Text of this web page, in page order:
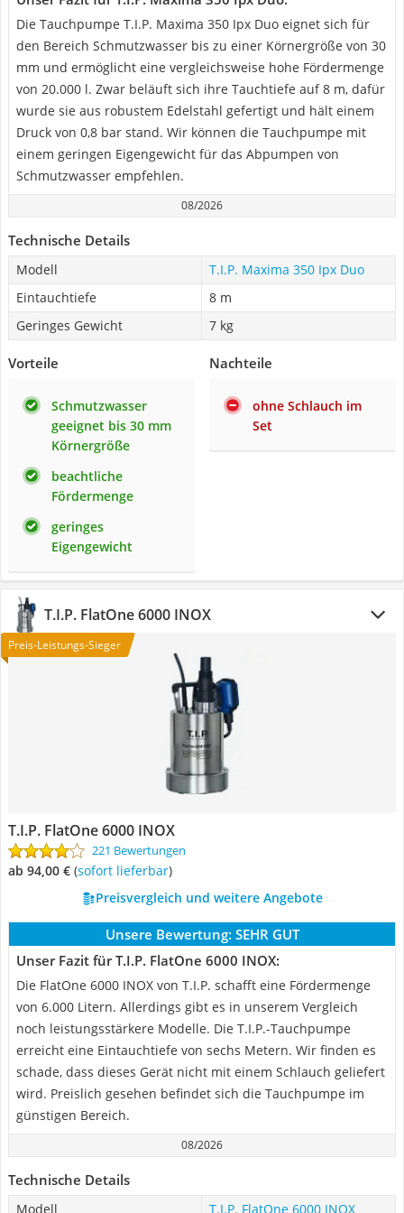
Die Tauchpumpe T.I.P. Maxima 350 Ipx Duo eignet sich für
den Bereich Schmutzwasser bis zu einer Körnergröße von 30
mm und ermöglicht eine vergleichsweise hohe Fördermenge
von 20.000 l. Zwar beläuft sich ihre Tauchtiefe auf 8 m, dafür
wurde sie aus robustem Edelstahl gefertigt und hält einem
Druck von 0,8 bar stand. Wir können die Tauchpumpe mit
einem geringen Eigengewicht für das Abpumpen von
Schmutzwasser empfehlen.
08/2026
Technische Details
Modell
T.I.P. Maxima 350 Ipx Duo
Eintauchtiefe
8 m
Geringes Gewicht
7 kg
Vorteile
Schmutzwasser
geeignet bis 30 mm
Körnergröße
beachtliche
Fördermenge
geringes
Eigengewicht
Nachteile
ohne Schlauch im
Set
T.I.P. FlatOne 6000 INOX
Preis-Leistungs-Sieger
T.I.P. FlatOne 6000 INOX
221 Bewertungen
ab 94,00 € ( Sofort lieferbar)
Preisvergleich und weitere Angebote
Unsere Bewertung: SEHR GUT
Unser Fazit für T.I.P. FlatOne 6000 INOX:
Die FlatOne 6000 INOX von T.I.P. schafft eine Fördermenge
von 6.000 Litern. Allerdings gibt es in unserem Vergleich
noch leistungsstärkere Modelle. Die T.I.P.-Tauchpumpe
erreicht eine Eintauchtiefe von sechs Metern. Wir finden es
schade, dass dieses Gerät nicht mit einem Schlauch geliefert
wird. Preislich gesehen befindet sich die Tauchpumpe im
günstigen Bereich.
08/2026
Technische Details
Modell T.I.P. FlatOne 6000 INOX